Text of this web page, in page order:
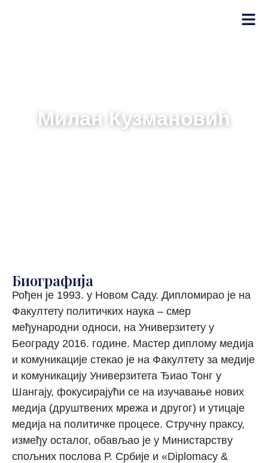
Милан Кузмановић
Биографија
Рођен је 1993. у Новом Саду. Дипломирао је на
Факултету политичких наука – смер
међународни односи, на Универзитету у
Београду 2016. године. Мастер диплому медија
и комуникације стекао је на Факултету за медије
и комуникацију Универзитета Ђиао Тонг у
Шангају, фокусирајући се на изучавање нових
медија (друштвених мрежа и другог) и утицаје
медија на политичке процесе. Стручну праксу,
између осталог, обављао је у Министарству
спољних послова Р. Србије и «Diplomacy &